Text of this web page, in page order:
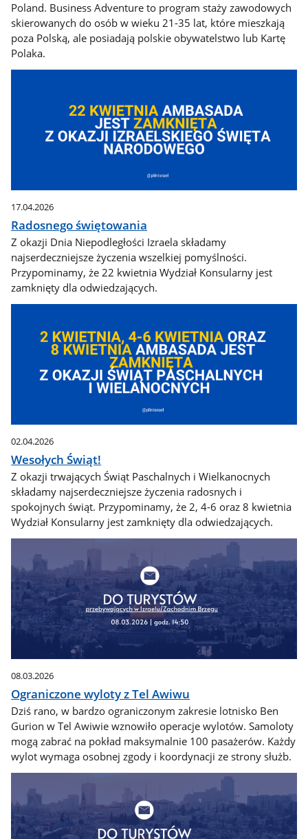
Poland. Business Adventure to program staży zawodowych
skierowanych do osób w wieku 21-35 lat, które mieszkają
poza Polską, ale posiadają polskie obywatelstwo lub Kartę
Polaka.
17.04.2026
Radosnego świętowania
Z okazji Dnia Niepodległości Izraela składamy
najserdeczniejsze życzenia wszelkiej pomyślności.
Przypominamy, że 22 kwietnia Wydział Konsularny jest
zamknięty dla odwiedzających.
02.04.2026
Wesołych Świąt!
Z okazji trwających Świąt Paschalnych i Wielkanocnych
składamy najserdeczniejsze życzenia radosnych i
spokojnych świąt. Przypominamy, że 2, 4-6 oraz 8 kwietnia
Wydział Konsularny jest zamknięty dla odwiedzających.
08.03.2026
Ograniczone wyloty z Tel Awiwu
Dziś rano, w bardzo ograniczonym zakresie lotnisko Ben
Gurion w Tel Awiwie wznowiło operacje wylotów. Samoloty
mogą zabrać na pokład maksymalnie 100 pasażerów. Każdy
wylot wymaga osobnej zgody i koordynacji ze strony służb.